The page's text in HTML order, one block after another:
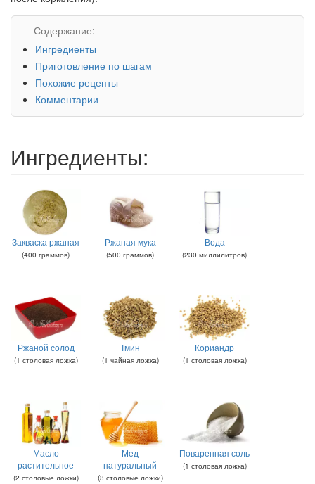
Содержание:
Ингредиенты
Приготовление по шагам
Похожие рецепты
Комментарии
Ингредиенты:
Закваска ржаная
(400 граммов)
Ржаная мука
(500 граммов)
Вода
(230 миллилитров)
Ржаной солод
(1 столовая ложка)
Тмин
(1 чайная ложка)
Кориандр
(1 столовая ложка)
Масло
растительное
(2 столовые ложки)
Мед
натуральный
(3 столовые ложки)
Поваренная соль
(1 столовая ложка)